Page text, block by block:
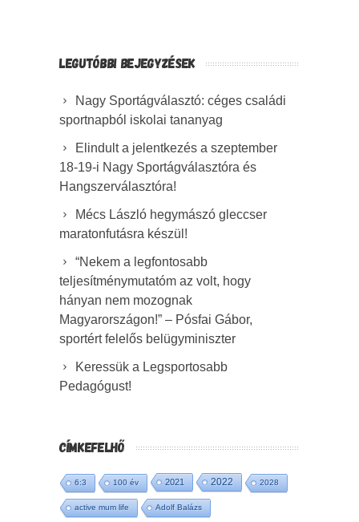
LEGUTÓBBI BEJEGYZÉSEK
Nagy Sportágválasztó: céges családi
sportnapból iskolai tananyag
Elindult a jelentkezés a szeptember
18-19-i Nagy Sportágválasztóra és
Hangszerválasztóra!
Mécs László hegymászó gleccser
maratonfutásra készül!
“Nekem a legfontosabb
teljesítménymutatóm az volt, hogy
hányan nem mozognak
Magyarországon!” – Pósfai Gábor,
sportért felelős belügyminiszter
Keressük a Legsportosabb
Pedagógust!
CÍMKEFELHŐ
6:3 100 év 2021 2022 2028
active mum life Adolf Balázs